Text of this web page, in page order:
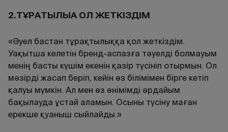
2.ТҰРАҚТЫЛЫҚҚА ҚОЛ ЖЕТКІЗДІМ
«Әуел бастан тұрақтылыққа қол жеткіздім.
Уақытша келетін бренд-аспазға тәуелді болмауым
менің басты күшім екенін қазір түсініп отырмын. Ол
мәзірді жасап беріп, кейін өз білімімен бірге кетіп
қалуы мүмкін. Ал мен өз өнімімді әрдайым
бақылауда ұстай аламын. Осыны түсіну маған
ерекше қуаныш сыйлайды.»